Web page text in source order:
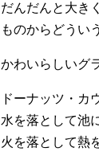
だんだんと大き
ものからどうい
かわいらしいグ
ドーナッツ・カ
水を落として池
火を落として熱